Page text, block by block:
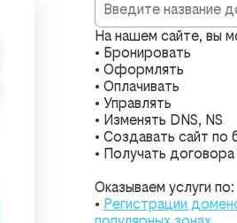
На нашем сайте, вы
• Бронировать
• Оформлять
• Оплачивать
• Управлять
• Изменять DNS, NS
• Создавать сайт по
• Получать
Оказываем услуги по:
• Регистрации